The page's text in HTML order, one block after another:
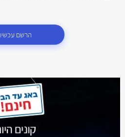
הרשם עכשיו